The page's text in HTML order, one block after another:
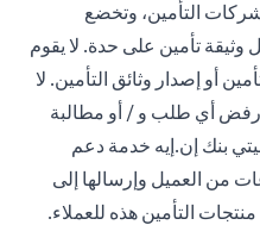
شركات التأمين، وتخضع
وثيقة تأمين على حدة. لا يقوم
أو إصدار وثائق التأمين. لا
رفض أي طلب و / أو مطالبة
بنك إن.إيه خدمة دعم
من العميل وإرسالها إلى
التأمين هذه للعملاء.